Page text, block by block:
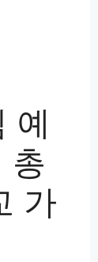
예
총
가